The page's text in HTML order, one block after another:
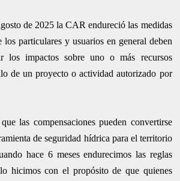
de 2025 la CAR endureció las medidas
los particulares y usuarios en general deben
los impactos sobre uno o más recursos
de un proyecto o actividad autorizado por
las compensaciones pueden convertirse
de seguridad hídrica para el territorio
hace 6 meses endurecimos las reglas
hicimos con el propósito de que quienes